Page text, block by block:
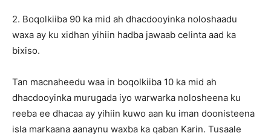
2. Boqolkiiba 90 ka mid ah dhacdooyinka noloshaadu
waxa ay ku xidhan yihiin hadba jawaab celinta aad ka
bixiso.
Tan macnaheedu waa in boqolkiiba 10 ka mid ah
dhacdooyinka murugada iyo warwarka nolosheena ku
reeba ee dhacaa ay yihiin kuwo aan ku iman doonisteena
isla markaana aanaynu waxba ka qaban Karin. Tusaale